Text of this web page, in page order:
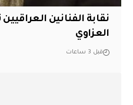
نقابة الفنانين
العزاوي
قبل 3 ساعات